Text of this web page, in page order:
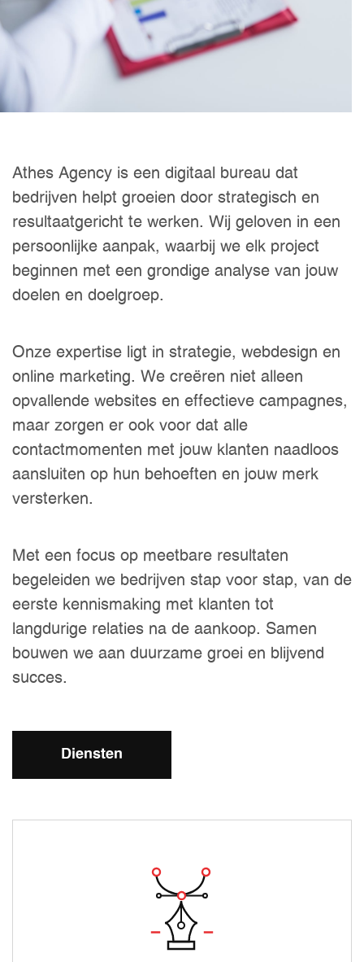
Athes Agency is een digitaal bureau dat
bedrijven helpt groeien door strategisch en
resultaatgericht te werken. Wij geloven in een
persoonlijke aanpak, waarbij we elk project
beginnen met een grondige analyse van jouw
doelen en doelgroep.
Onze expertise ligt in strategie, webdesign en
online marketing. We creëren niet alleen
opvallende websites en effectieve campagnes,
maar zorgen er ook voor dat alle
contactmomenten met jouw klanten naadloos
aansluiten op hun behoeften en jouw merk
versterken.
Met een focus op meetbare resultaten
begeleiden we bedrijven stap voor stap, van de
eerste kennismaking met klanten tot
langdurige relaties na de aankoop. Samen
bouwen we aan duurzame groei en blijvend
succes.
Diensten